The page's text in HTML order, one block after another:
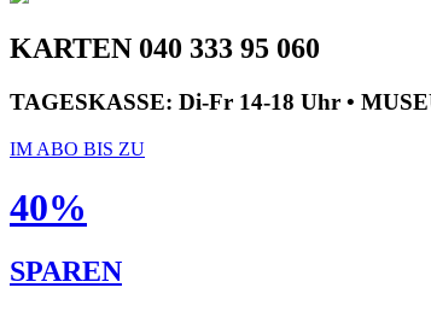
KARTEN 040 333 95 060
TAGESKASSE: Di-Fr 14-18 Uhr •
IM ABO BIS ZU
40%
SPAREN